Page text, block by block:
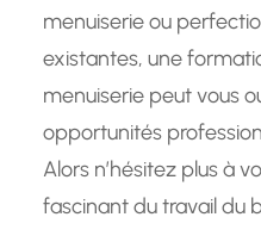
menuiserie ou
existantes, une
menuiserie peut vous
opportunités
Alors n’hésitez plus à
fascinant du travail du